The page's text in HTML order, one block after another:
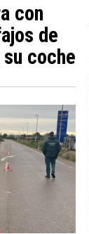
con
de
coche